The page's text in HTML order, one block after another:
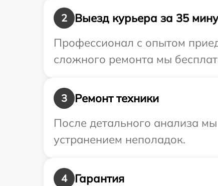
2
Выезд курьера за 35
Профессионал с опытом
сложного ремонта мы
3
Ремонт техники
После детального анализа
устранением неполадок.
4
Гарантия